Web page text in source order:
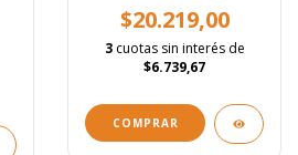
$20.219,00
3 cuotas sin interés de
$6.739,67
COMPRAR